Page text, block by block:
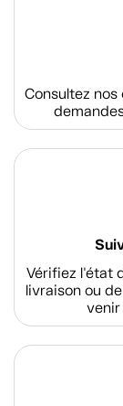
Consultez
Vérifiez l'état
livraison ou